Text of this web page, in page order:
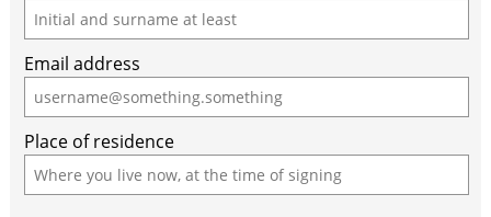
Email address
Place of residence